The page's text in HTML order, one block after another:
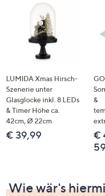
LUMIDA Xmas Hirsch-
Szenerie unter
Glasglocke inkl. 8 LEDs
& Timer Höhe ca.
42cm, Ø 22cm
€ 39,99
&
€
Wie wär's